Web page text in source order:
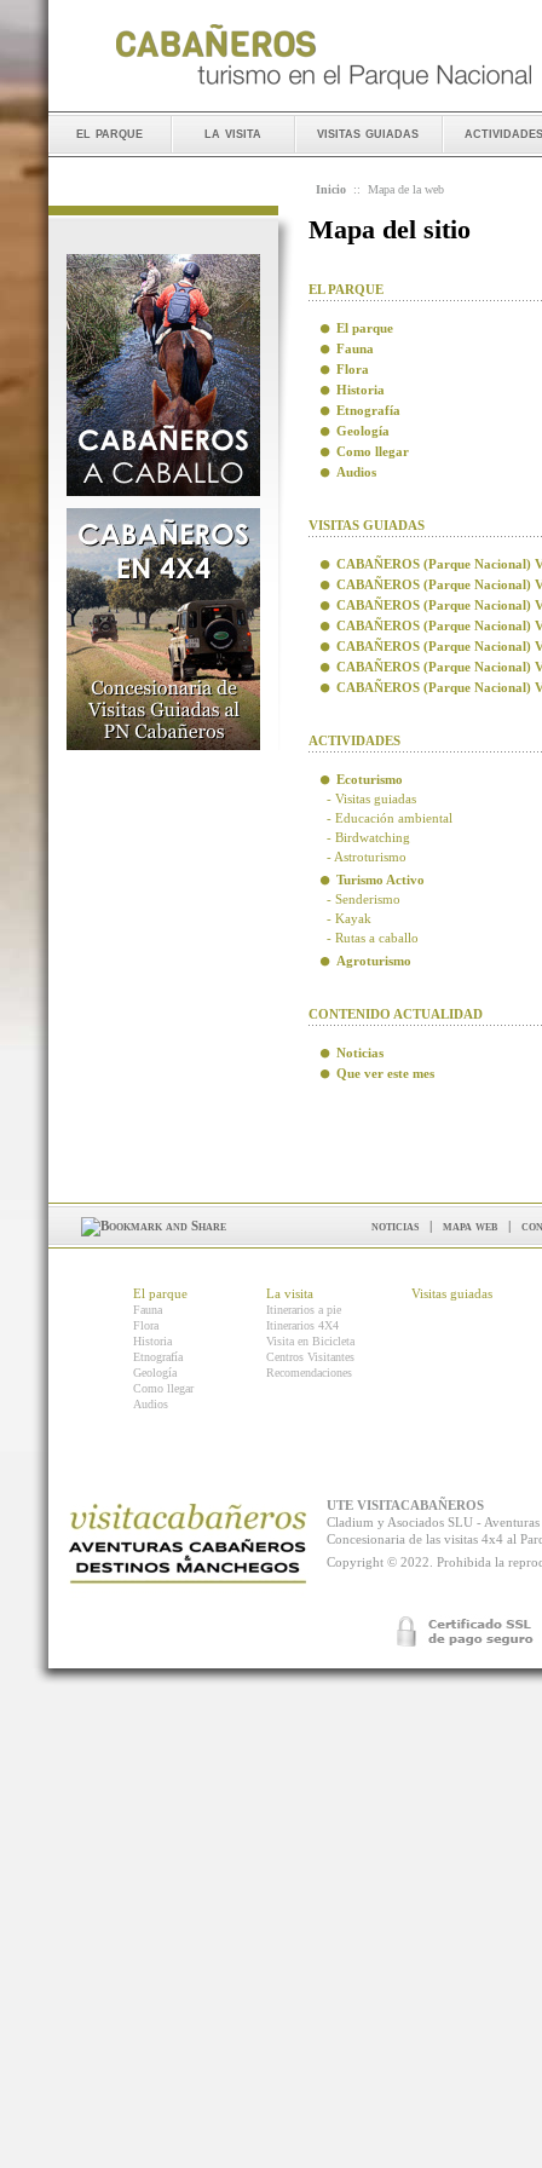
el parque la visita visitas guiadas actividades
Inicio :: Mapa de la web
Mapa del sitio
EL PARQUE
El parque
Fauna
Flora
Historia
Etnografía
Geología
Como llegar
Audios
VISITAS GUIADAS
CABAÑEROS (Parque Nacional)
CABAÑEROS (Parque Nacional)
CABAÑEROS (Parque Nacional)
CABAÑEROS (Parque Nacional)
CABAÑEROS (Parque Nacional)
CABAÑEROS (Parque Nacional)
CABAÑEROS (Parque Nacional)
ACTIVIDADES
Ecoturismo
- Visitas guiadas
- Educación ambiental
- Birdwatching
- Astroturismo
Turismo Activo
- Senderismo
- Kayak
- Rutas a caballo
Agroturismo
CONTENIDO ACTUALIDAD
Noticias
Que ver este mes
noticias | mapa web |
El parque
Fauna
Flora
Historia
Etnografía
Geología
Como llegar
Audios
La visita
Itinerarios a pie
Itinerarios 4X4
Visita en Bicicleta
Centros Visitantes
Recomendaciones
Visitas guiadas
UTE VISITACABAÑEROS
Cladium y Asociados SLU -
Concesionaria de las visitas 4x4 al
Copyright © 2022. Prohibida la